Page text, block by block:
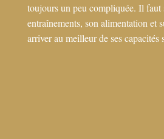
toujours un peu compliquée. Il faut
entraînements, son alimentation et
arriver au meilleur de ses capacités